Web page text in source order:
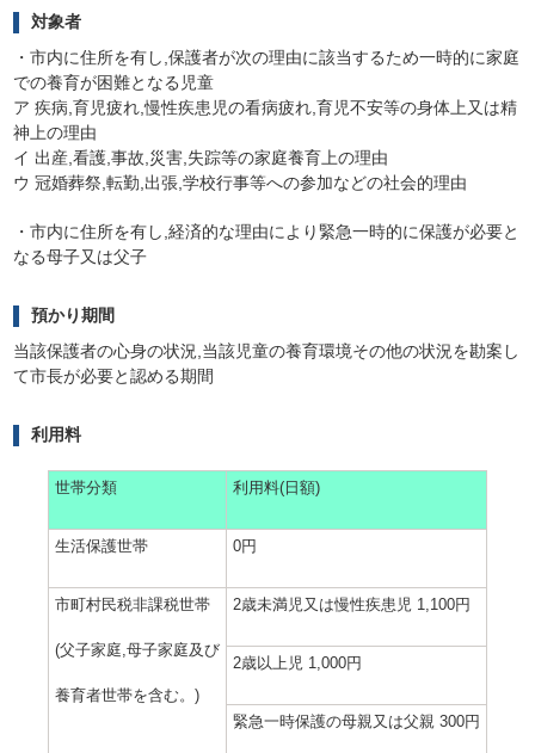
対象者
・市内に住所を有し,保護者が次の理由に該当するため一時的に家庭
での養育が困難となる児童
ア 疾病,育児疲れ,慢性疾患児の看病疲れ,育児不安等の身体上又は精
神上の理由
イ 出産,看護,事故,災害,失踪等の家庭養育上の理由
ウ 冠婚葬祭,転勤,出張,学校行事等への参加などの社会的理由
・市内に住所を有し,経済的な理由により緊急一時的に保護が必要と
なる母子又は父子
預かり期間
当該保護者の心身の状況,当該児童の養育環境その他の状況を勘案し
て市長が必要と認める期間
利用料
世帯分類 利用料(日額)
生活保護世帯 0円
市町村民税非課税世帯
(父子家庭,母子家庭及び
養育者世帯を含む。)
2歳未満児又は慢性疾患児 1,100円
2歳以上児 1,000円
緊急一時保護の母親又は父親 300円